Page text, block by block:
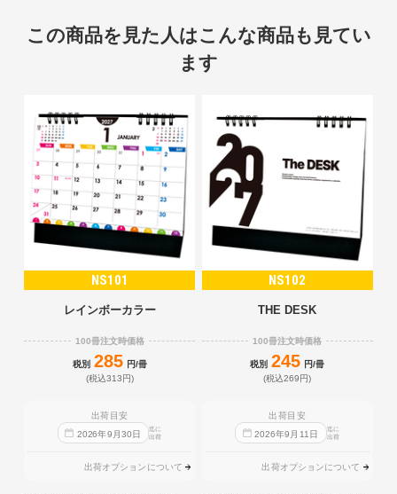
この商品を見た人はこんな商品も見てい
ます
NS101
レインボーカラー
100冊注文時価格
税別 285 円/冊
(税込313円)
出荷目安
2026年9 月30 日
迄に
出荷
出荷オプションについて
NS102
THE DESK
100冊注文時価格
税別 245 円/冊
(税込269円)
出荷目安
2026年9 月 11 日
迄に
出荷
出荷オプションについて